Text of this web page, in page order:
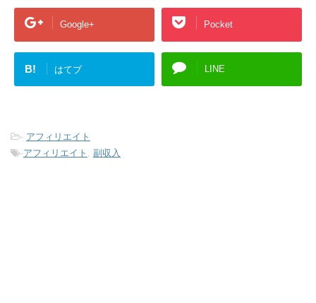
Google+ Pocket
B! はてブ LINE
- アフィリエイト
-アフィリエイト 副収入